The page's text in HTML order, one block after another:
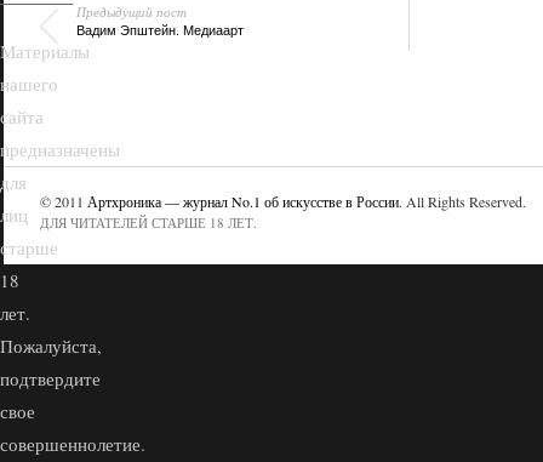
Предыдущий пост
Вадим Эпштейн. Медиаарт
© 2011 Артхроника — журнал No.1 об искусстве в России. All Rights Reserved.
ДЛЯ ЧИТАТЕЛЕЙ СТАРШЕ 18 ЛЕТ.
Материалы
нашего
сайта
предназначены
для
лиц
старше
18
лет.
Пожалуйста,
подтвердите
свое
совершеннолетие.